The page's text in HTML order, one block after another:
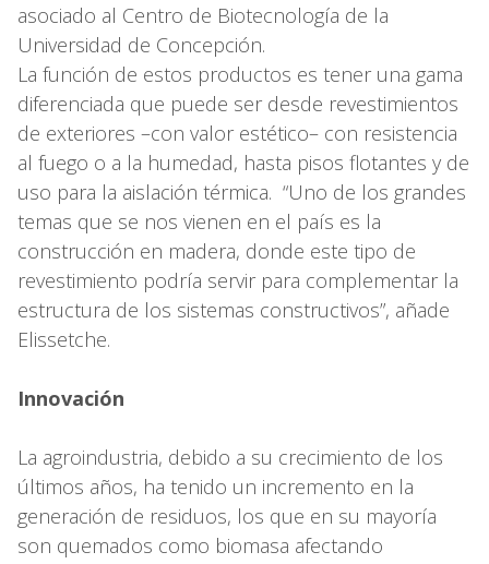
asociado al Centro de Biotecnología de la
Universidad de Concepción.
La función de estos productos es tener una gama
diferenciada que puede ser desde revestimientos
de exteriores –con valor estético– con resistencia
al fuego o a la humedad, hasta pisos flotantes y de
uso para la aislación térmica. “Uno de los grandes
temas que se nos vienen en el país es la
construcción en madera, donde este tipo de
revestimiento podría servir para complementar la
estructura de los sistemas constructivos”, añade
Elissetche.
Innovación
La agroindustria, debido a su crecimiento de los
últimos años, ha tenido un incremento en la
generación de residuos, los que en su mayoría
son quemados como biomasa afectando